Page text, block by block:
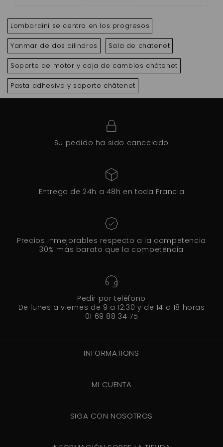
Lombardini se centra en los progresos
Yanmar de dos cilindros Sala de chatenet
Soporte de motor y caja de cambios châtenet
Pasta adhesiva y soporte châtenet
Su pedido ha sido cancelado
Entrega de 24h a 48h en toda Francia
Precios inmejorables respecto a la competencia
30% más barato que la competencia
Pedir por teléfono
De lunes a viernes de 9 a 12:30 y de 14 a 18 horas
01 69 88 34 75
INFORMATIONS
MI CUENTA
SIGA CON NOSOTROS